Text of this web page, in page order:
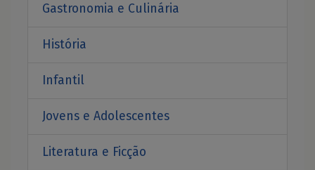
Gastronomia e Culinária
História
Infantil
Jovens e Adolescentes
Literatura e Ficção